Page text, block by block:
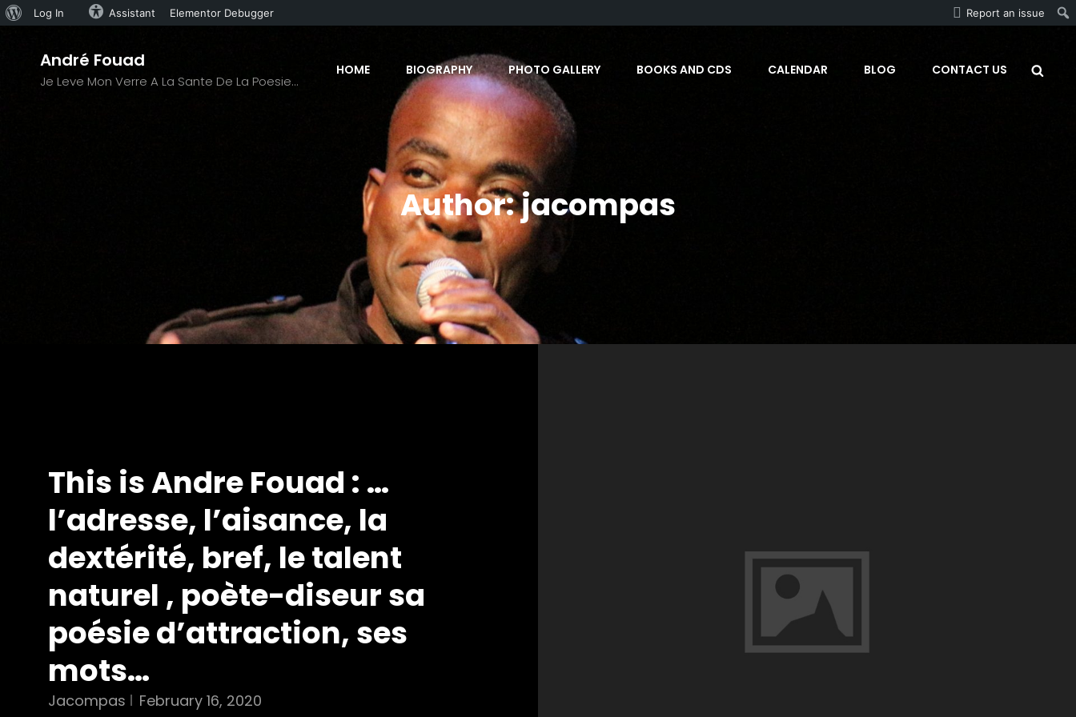
content
About
Log In Assistant Elementor Debugger Report an issue
André Fouad
Je Leve Mon Verre A La Sante De La Poesie…
HOME BIOGRAPHY PHOTO GALLERY BOOKS AND CDS CALENDAR BLOG CONTACT US
Author:jacompas
This is Andre Fouad : …
l’adresse, l’aisance, la
dextérité, bref, le talent
naturel , poète-diseur sa
poésie d’attraction, ses
mots…
Jacompas February 16, 2020